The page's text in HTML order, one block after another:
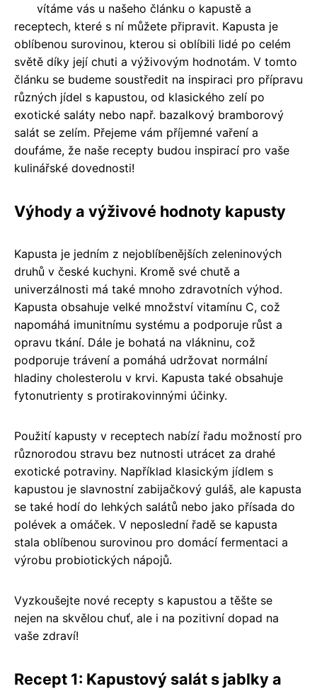
vítáme vás u našeho článku o kapustě a
receptech, které s ní můžete připravit. Kapusta je
oblíbenou surovinou, kterou si oblíbili lidé po celém
světě díky její chuti a výživovým hodnotám. V tomto
článku se budeme soustředit na inspiraci pro přípravu
různých jídel s kapustou, od klasického zelí po
exotické saláty nebo např. bazalkový bramborový
salát se zelím. Přejeme vám příjemné vaření a
doufáme, že naše recepty budou inspirací pro vaše
kulinářské dovednosti!
Výhody a výživové hodnoty kapusty
Kapusta je jedním z nejoblíbenějších zeleninových
druhů v české kuchyni. Kromě své chutě a
univerzálnosti má také mnoho zdravotních výhod.
Kapusta obsahuje velké množství vitamínu C, což
napomáhá imunitnímu systému a podporuje růst a
opravu tkání. Dále je bohatá na vlákninu, což
podporuje trávení a pomáhá udržovat normální
hladiny cholesterolu v krvi. Kapusta také obsahuje
fytonutrienty s protirakovinnými účinky.
Použití kapusty v receptech nabízí řadu možností pro
různorodou stravu bez nutnosti utrácet za drahé
exotické potraviny. Například klasickým jídlem s
kapustou je slavnostní zabijačkový guláš, ale kapusta
se také hodí do lehkých salátů nebo jako přísada do
polévek a omáček. V neposlední řadě se kapusta
stala oblíbenou surovinou pro domácí fermentaci a
výrobu probiotických nápojů.
Vyzkoušejte nové recepty s kapustou a těšte se
nejen na skvělou chuť, ale i na pozitivní dopad na
vaše zdraví!
Recept 1: Kapustový salát s jablky a